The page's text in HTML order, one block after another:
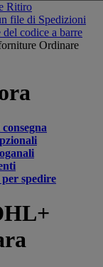
Ritiro
file di Spedizioni
del codice a barre
Ordinare
spedire